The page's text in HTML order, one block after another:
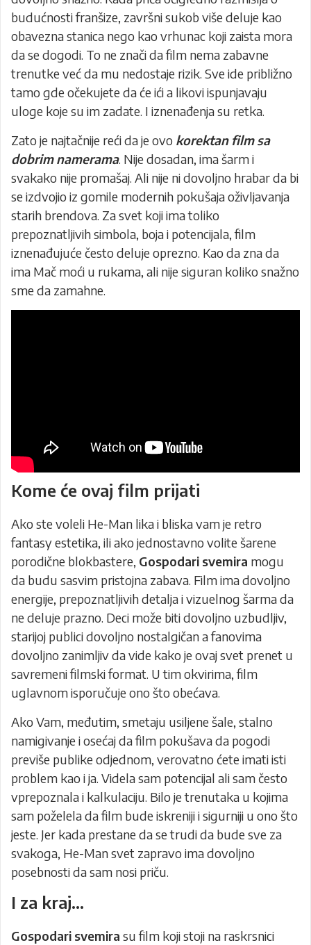
budućnosti franšize, završni sukob više deluje kao
obavezna stanica nego kao vrhunac koji zaista mora
da se dogodi. To ne znači da film nema zabavne
trenutke već da mu nedostaje rizik. Sve ide približno
tamo gde očekujete da će ići a likovi ispunjavaju
uloge koje su im zadate. I iznenađenja su retka.
Zato je najtačnije reći da je ovo korektan film sa
dobrim namerama. Nije dosadan, ima šarm i
svakako nije promašaj. Ali nije ni dovoljno hrabar da bi
se izdvojio iz gomile modernih pokušaja oživljavanja
starih brendova. Za svet koji ima toliko
prepoznatljivih simbola, boja i potencijala, film
iznenađujuće često deluje oprezno. Kao da zna da
ima Mač moći u rukama, ali nije siguran koliko snažno
sme da zamahne.
Kome će ovaj film prijati
Ako ste voleli He-Man lika i bliska vam je retro
fantasy estetika, ili ako jednostavno volite šarene
porodične blokbastere, Gospodari svemira mogu
da budu sasvim pristojna zabava. Film ima dovoljno
energije, prepoznatljivih detalja i vizuelnog šarma da
ne deluje prazno. Deci može biti dovoljno uzbudljiv,
starijoj publici dovoljno nostalgičan a fanovima
dovoljno zanimljiv da vide kako je ovaj svet prenet u
savremeni filmski format. U tim okvirima, film
uglavnom isporučuje ono što obećava.
Ako Vam, međutim, smetaju usiljene šale, stalno
namigivanje i osećaj da film pokušava da pogodi
previše publike odjednom, verovatno ćete imati isti
problem kao i ja. Videla sam potencijal ali sam često
vprepoznala i kalkulaciju. Bilo je trenutaka u kojima
sam poželela da film bude iskreniji i sigurniji u ono što
jeste. Jer kada prestane da se trudi da bude sve za
svakoga, He-Man svet zapravo ima dovoljno
posebnosti da sam nosi priču.
I za kraj…
Gospodari svemira su film koji stoji na raskrsnici